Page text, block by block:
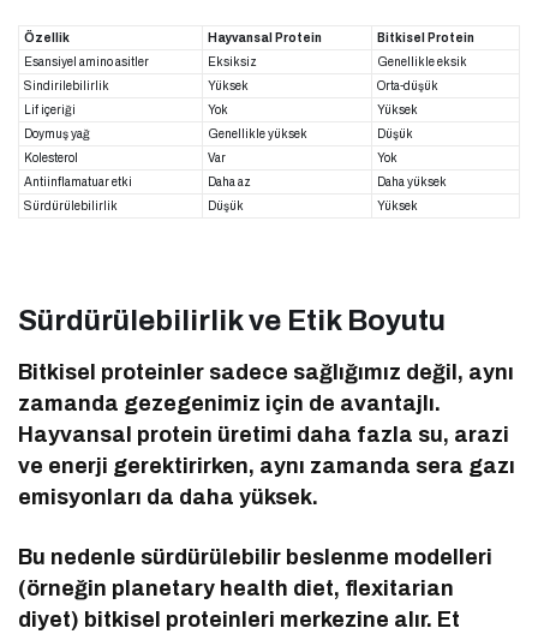
Özellik Hayvansal Protein
Bitkisel Protein
Esansiyel amino asitler
Eksiksiz
Genellikle eksik
Sindirilebilirlik
Yüksek
Orta-düşük
Lif içeriği
Yok
Yüksek
Doymuş yağ
Genellikle yüksek
Düşük
Kolesterol
Var
Yok
Antiinflamatuar etki
Daha az
Daha yüksek
Sürdürülebilirlik
Düşük Yüksek
Sürdürülebilirlik ve Etik Boyutu
Bitkisel proteinler sadece sağlığımız değil, aynı
zamanda gezegenimiz için de avantajlı.
Hayvansal protein üretimi daha fazla su, arazi
ve enerji gerektirirken, aynı zamanda sera gazı
emisyonları da daha yüksek.
Bu nedenle sürdürülebilir beslenme modelleri
(örneğin planetary health diet, flexitarian
diyet) bitkisel proteinleri merkezine alır. Et